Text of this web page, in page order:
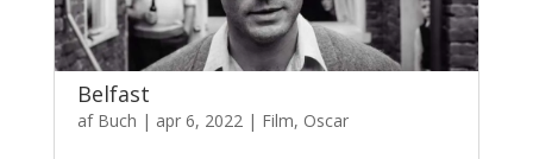
Belfast
af Buch | apr 6, 2022| Film, Oscar